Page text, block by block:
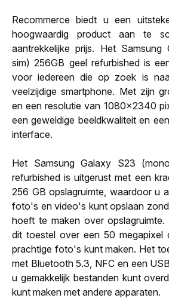
Recommerce biedt u een
hoogwaardig product aan te
aantrekkelijke prijs. Het
sim) 256GB geel refurbished is
voor iedereen die op zoek is
veelzijdige smartphone. Met zijn
en een resolutie van 1080x2340
een geweldige beeldkwaliteit en
interface.
Het Samsung Galaxy S23
refurbished is uitgerust met een
256 GB opslagruimte, waardoor u
foto's en video's kunt opslaan
hoeft te maken over
dit toestel over een 50 megapixel
prachtige foto's kunt maken. Het
met Bluetooth 5.3, NFC en een
u gemakkelijk bestanden kunt
kunt maken met andere apparaten.